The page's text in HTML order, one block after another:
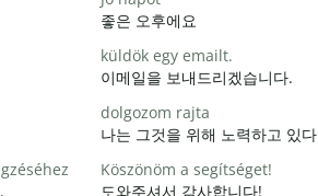
좋은 오후에요
küldök egy emailt.
이메일을 보내드리겠습니다.
dolgozom rajta
나는 그것을 위해 노력하고 있다
Köszönöm a segítséget!
도와주셔서 감사합니다!